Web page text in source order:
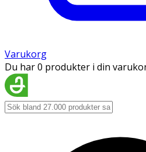
Varukorg
Du har 0 produkter i din